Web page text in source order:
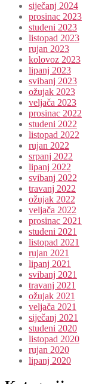
siječanj 2024
prosinac 2023
studeni 2023
listopad 2023
rujan 2023
kolovoz 2023
lipanj 2023
svibanj 2023
ožujak 2023
veljača 2023
prosinac 2022
studeni 2022
listopad 2022
rujan 2022
srpanj 2022
lipanj 2022
svibanj 2022
travanj 2022
ožujak 2022
veljača 2022
prosinac 2021
studeni 2021
listopad 2021
rujan 2021
lipanj 2021
svibanj 2021
travanj 2021
ožujak 2021
veljača 2021
siječanj 2021
studeni 2020
listopad 2020
rujan 2020
lipanj 2020